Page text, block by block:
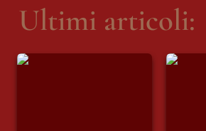
Ultimi articoli:
Chirone come figura